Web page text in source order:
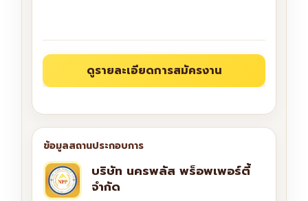
บริษัท นครพลัส พร็อพเพอร์ตี้
จำกัด